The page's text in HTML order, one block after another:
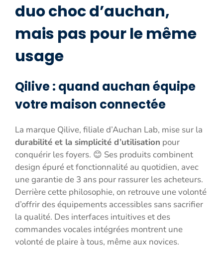
duo choc d’auchan,
mais pas pour le même
usage
Qilive : quand auchan équipe
votre maison connectée
La marque Qilive, filiale d’Auchan Lab, mise sur la
durabilité et la simplicité d’utilisation pour
conquérir les foyers. 😊 Ses produits combinent
design épuré et fonctionnalité au quotidien, avec
une garantie de 3 ans pour rassurer les acheteurs.
Derrière cette philosophie, on retrouve une volonté
d’offrir des équipements accessibles sans sacrifier
la qualité. Des interfaces intuitives et des
commandes vocales intégrées montrent une
volonté de plaire à tous, même aux novices.